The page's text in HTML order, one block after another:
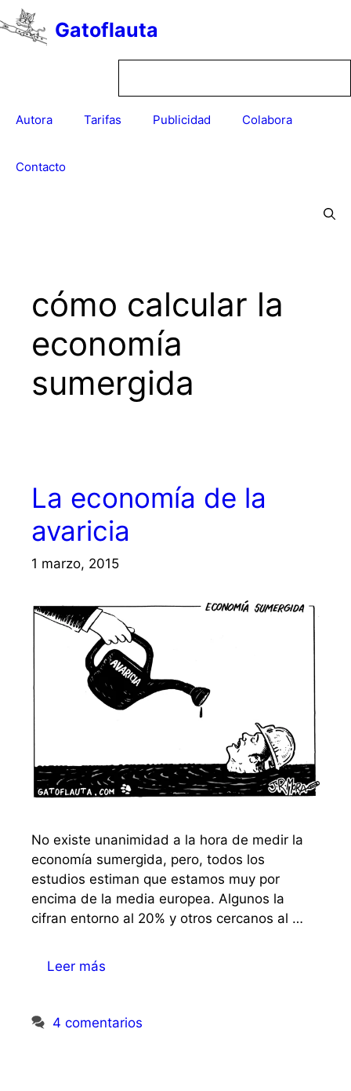
Saltar
al
contenido
Gatoflauta
Autora Tarifas Publicidad Colabora
Contacto
cómo calcular la
economía
sumergida
La economía de la
avaricia
1 marzo, 2015
No existe unanimidad a la hora de medir la
economía sumergida, pero, todos los
estudios estiman que estamos muy por
encima de la media europea. Algunos la
cifran entorno al 20% y otros cercanos al …
Leer más
4 comentarios